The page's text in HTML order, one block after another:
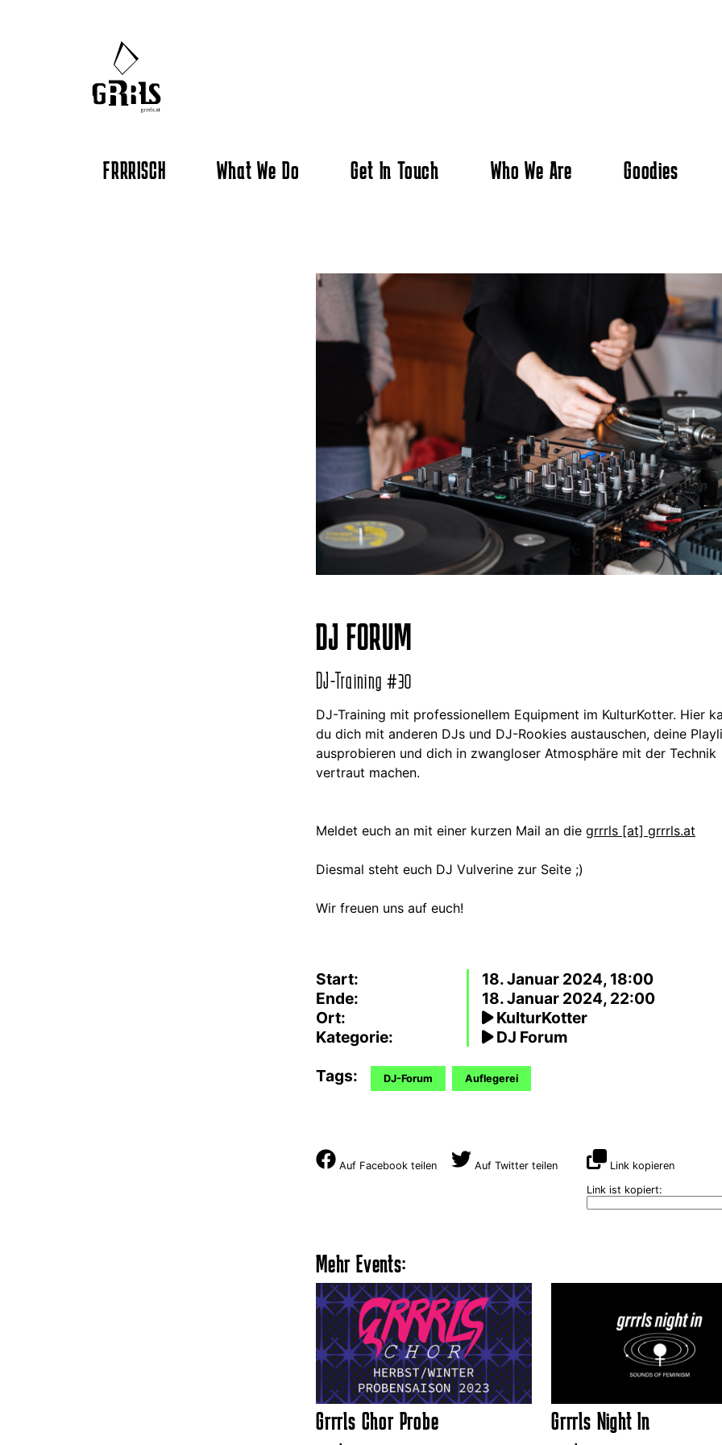
FRRRISCH What We Do Get In Touch Who We Are Goodies
DJ FORUM
DJ-Training #30
DJ-Training mit professionellem Equipment im KulturKotter. Hier
du dich mit anderen DJs und DJ-Rookies austauschen, deine
ausprobieren und dich in zwangloser Atmosphäre mit der Technik
vertraut machen.
Meldet euch an mit einer kurzen Mail an die grrrls [at] grrrls.at
Diesmal steht euch DJ Vulverine zur Seite ;)
Wir freuen uns auf euch!
Start:
18. Januar 2024, 18:00
Ende:
18. Januar 2024, 22:00
Ort:
KulturKotter
Kategorie:
DJ Forum
Tags:
DJ-Forum Auflegerei
Auf Facebook teilen Auf Twitter teilen
Link kopieren
Link ist kopiert:
Mehr Events:
Grrrls Chor Probe Grrrls Night In